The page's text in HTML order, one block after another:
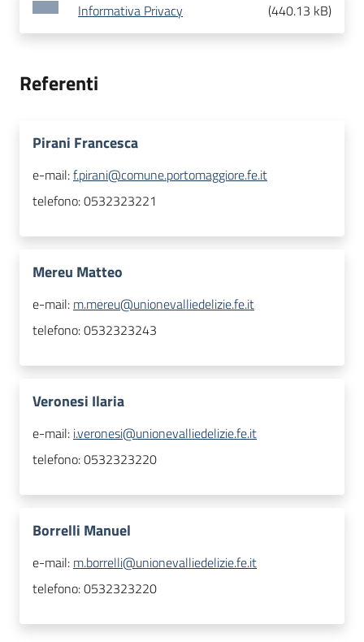
Informativa Privacy (440.13 kB)
Referenti
Pirani Francesca
e-mail:f.pirani@comune.portomaggiore.fe.it
telefono:0532323221
Mereu Matteo
e-mail: m.mereu@unionevalliedelizie.fe.it
telefono:0532323243
Veronesi Ilaria
e-mail: i.veronesi@unionevalliedelizie.fe.it
telefono:0532323220
Borrelli Manuel
e-mail: m.borrelli@unionevalliedelizie.fe.it
telefono:0532323220